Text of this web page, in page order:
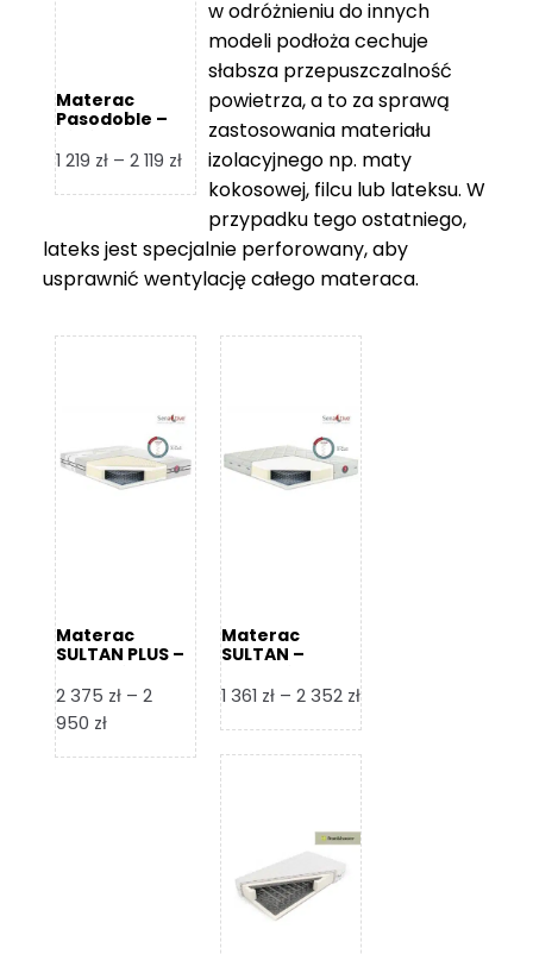
Materac
Pasodoble –
1 219 zł – 2 119 złZakres
cen:
1
219 zł
do
119 zł
w odróżnieniu do innych
modeli podłoża cechuje
słabsza przepuszczalność
powietrza, a to za sprawą
zastosowania materiału
izolacyjnego np. maty
kokosowej, filcu lub lateksu. W
przypadku tego ostatniego,
lateks jest specjalnie perforowany, aby
usprawnić wentylację całego materaca.
Materac
SULTAN PLUS –
2 375 zł – 2
950 złZakres
Materac
SULTAN –
1 361 zł – 2 352 złZakres
cen:
od
1
361 zł
do
2
352 zł